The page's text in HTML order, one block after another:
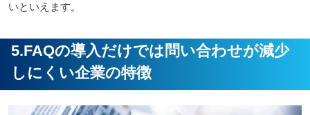
いといえます。
5.FAQの導入だけでは問い合わせが減少
しにくい企業の特徴